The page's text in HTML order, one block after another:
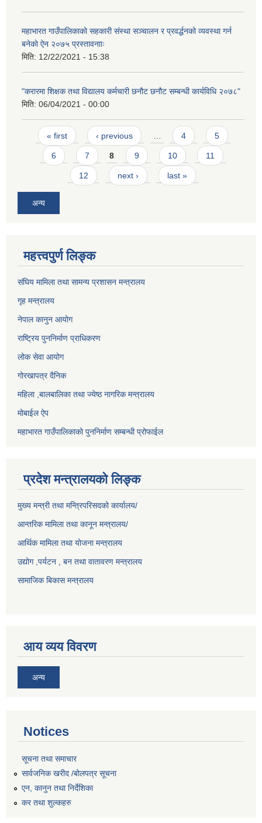
महाभारत गाउँपालिकाको सहकारी संस्था सञ्चालन र प्रवर्द्धनको व्यवस्था गर्न
बनेकाे ऐन २०७५ प्रस्तावनााः
मिति: 12/22/2021 - 15:38
"करारमा शिक्षक तथा विद्यालय कर्मचारी छनौट छनौट सम्बन्धी कार्यविधि २०७८"
मिति: 06/04/2021 - 00:00
Pages
« first ‹ previous 4 5
6 7 8 9 10 11
12 next › last »
अन्य
महत्त्वपुर्ण लिङ्क
संघिय मामिला तथा सामन्य प्रशासन मन्त्रालय
गृह मन्त्रालय
नेपाल कानुन आयोग
राष्ट्रिय पुननिर्माण प्राधिकरण
लोक सेवा आयोग
गोरखापत्र दैनिक
महिला ,बालबालिका तथा ज्येष्ठ नागरिक मन्त्रालय
मोबाईल ऐप
महाभारत गाउँपालिकाको पुननिर्माण सम्बन्धी प्रोफाईल
प्रदेश मन्त्रालयको लिङ्क
मुख्य मन्त्री तथा मन्त्रिपरिसदको कार्यालय/
आन्तरिक मामिला तथा कानून मन्त्रालय/
आर्थिक मामिला तथा योजना मन्त्रालय
उद्योग ,पर्यटन , बन तथा वातावरण मन्त्रालय
सामाजिक बिकास मन्त्रालय
आय व्यय विवरण
अन्य
Notices
सूचना तथा समाचार
सार्वजनिक खरीद /बोलपत्र सूचना
एन, कानुन तथा निर्देशिका
कर तथा शुल्कहरु